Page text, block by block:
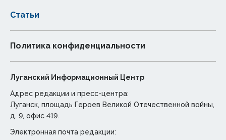
Статьи
Политика конфиденциальности
Луганский Информационный Центр
Адрес редакции и пресс-центра:
Луганск, площадь Героев Великой Отечественной войны,
д. 9, офис 419.
Электронная почта редакции: